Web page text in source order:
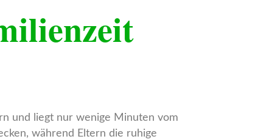
und liegt nur wenige Minuten vom
während Eltern die ruhige